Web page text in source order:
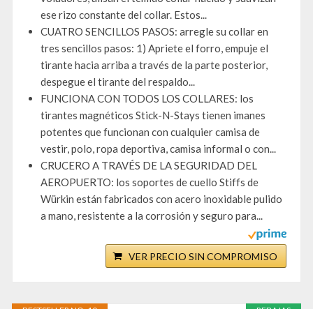
ese rizo constante del collar. Estos...
CUATRO SENCILLOS PASOS: arregle su collar en
tres sencillos pasos: 1) Apriete el forro, empuje el
tirante hacia arriba a través de la parte posterior,
despegue el tirante del respaldo...
FUNCIONA CON TODOS LOS COLLARES: los
tirantes magnéticos Stick-N-Stays tienen imanes
potentes que funcionan con cualquier camisa de
vestir, polo, ropa deportiva, camisa informal o con...
CRUCERO A TRAVÉS DE LA SEGURIDAD DEL
AEROPUERTO: los soportes de cuello Stiffs de
Würkin están fabricados con acero inoxidable pulido
a mano, resistente a la corrosión y seguro para...
VER PRECIO SIN COMPROMISO